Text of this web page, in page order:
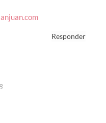
Responder